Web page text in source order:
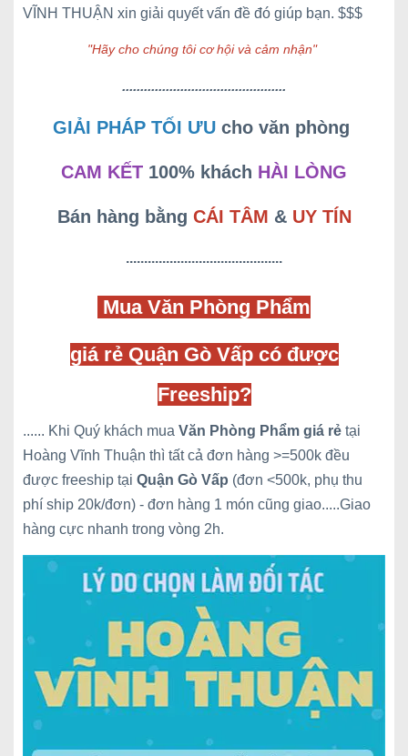
VĨNH THUẬN xin giải quyết vấn đề đó giúp bạn. $$$
"Hãy cho chúng tôi cơ hội và cảm nhận"
.............................................
GIẢI PHÁP TỐI ƯU cho văn phòng
CAM KẾT 100% khách HÀI LÒNG
Bán hàng bằng CÁI TÂM & UY TÍN
...........................................
Mua Văn Phòng Phẩm
giá rẻ Quận Gò Vấp có được
Freeship?
...... Khi Quý khách mua Văn Phòng Phẩm giá rẻ tại
Hoàng Vĩnh Thuận thì tất cả đơn hàng >=500k đều
được freeship tại Quận Gò Vấp (đơn <500k, phụ thu
phí ship 20k/đơn) - đơn hàng 1 món cũng giao.....Giao
hàng cực nhanh trong vòng 2h.